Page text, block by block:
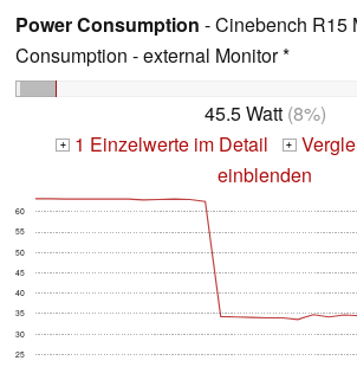
Power Consumption - Cinebench R15
Consumption - external Monitor *
45.5 Watt(8%)
+ 1 Einzelwerte im Detail +
einblenden
25
30
35
40
45
50
55
60